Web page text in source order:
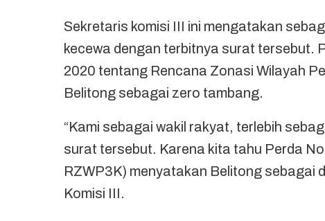
Sekretaris komisi III ini mengatakan
kecewa dengan terbitnya surat tersebut.
2020 tentang Rencana Zonasi Wilayah
Belitong sebagai zero tambang.
“Kami sebagai wakil rakyat, terlebih
surat tersebut. Karena kita tahu Perda
RZWP3K) menyatakan Belitong sebagai
Komisi III.